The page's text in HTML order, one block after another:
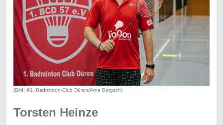
(Bild: ©1. Badminton-Club Düren/Arne Bergsch)
Torsten Heinze